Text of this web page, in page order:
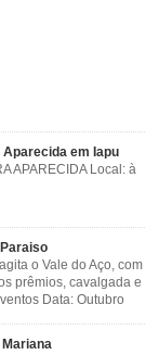
em Iapu
APARECIDA Local: à
o Vale do Aço, com
prêmios, cavalgada e
Data: Outubro